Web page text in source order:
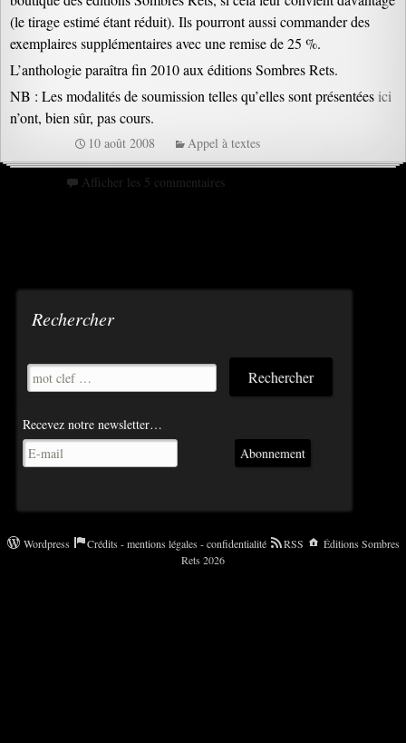
(le tirage estimé étant réduit). Ils pourront aussi commander des
exemplaires supplémentaires avec une remise de 25 %.
L’anthologie paraîtra fin 2010 aux éditions Sombres Rets.
NB : Les modalités de soumission telles qu’elles sont présentées ici
n’ont, bien sûr, pas cours.
10 août 2008 Appel à textes
Afficher les 5 commentaires
Rechercher
Recevez notre newsletter…
Abonnement
Wordpress Crédits - mentions légales - confidentialité RSS
Éditions Sombres
Rets 2026